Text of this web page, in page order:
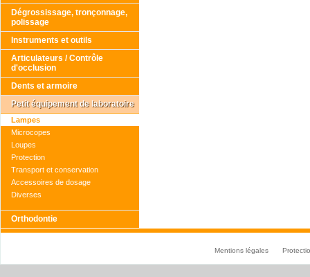
Dégrossissage, tronçonnage,
polissage
Instruments et outils
Articulateurs / Contrôle
d'occlusion
Dents et armoire
Petit équipement de laboratoire
Lampes
Microcopes
Loupes
Protection
Transport et conservation
Accessoires de dosage
Diverses
Orthodontie
Mentions légales